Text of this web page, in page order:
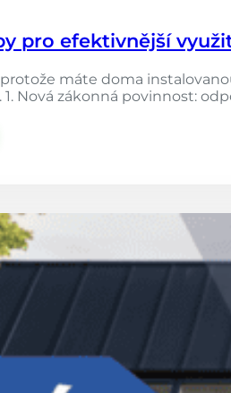
pro efektivnější
protože máte doma
Nová zákonná povinnost: